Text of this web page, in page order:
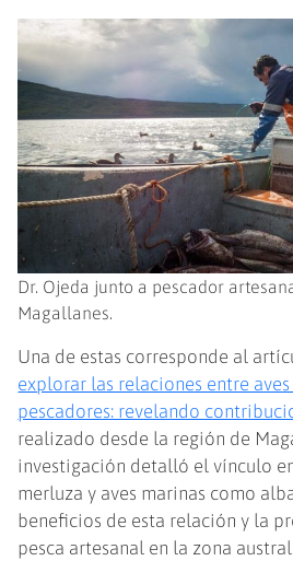
Dr. Ojeda junto a pescador
Magallanes.
Una de estas corresponde al
explorar las relaciones entre
pescadores: revelando
realizado desde la región de
investigación detalló el vínculo
merluza y aves marinas como
beneficios de esta relación y la
pesca artesanal en la zona